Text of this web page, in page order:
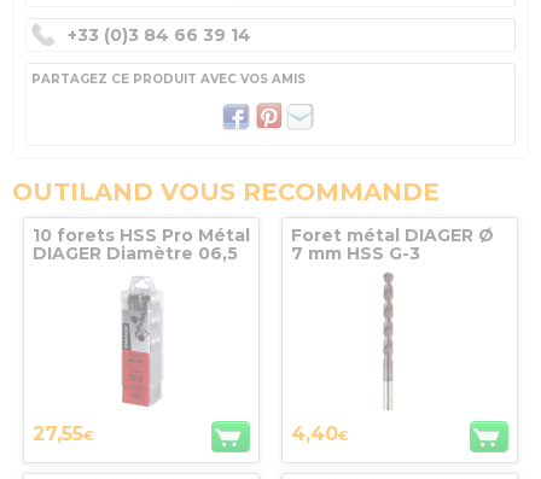
+33 (0)3 84 66 39 14
PARTAGEZ CE PRODUIT AVEC VOS AMIS
OUTILAND VOUS RECOMMANDE
10 forets HSS Pro Métal
DIAGER Diamètre 06,5
27,55€
Foret métal DIAGER Ø
7 mm HSS G-3
Multicouche - 702D07
4,40€